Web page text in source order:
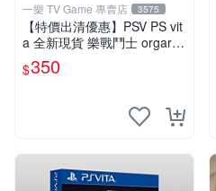
一樂 TV Game 專賣店 3575
【特價出清優惠】PSV PS vit
a 全新現貨 樂戰鬥士 orgarhy
thm 亞日版 日文版【一樂電
玩】
$350